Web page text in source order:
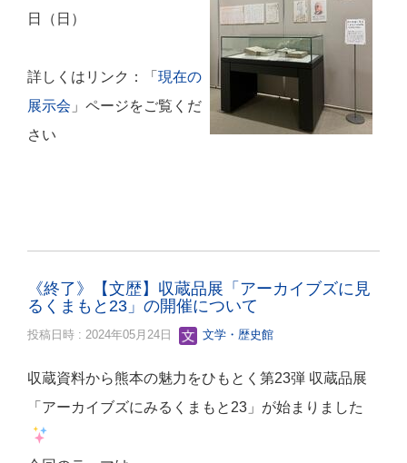
日（日）
詳しくはリンク：「 現在の
展示会 」ページをご覧くだ
さい
《終了》【文歴】収蔵品展「アーカイブズに見
るくまもと23」の開催について
投稿日時 : 2024年05月24日 文学・歴史館
収蔵資料から熊本の魅力をひもとく第23弾 収蔵品展
「アーカイブズにみるくまもと23」が始まりました